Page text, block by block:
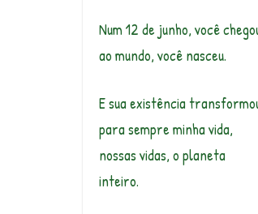
Num 12 de junho, você
ao mundo, você nasceu.
E sua existência
para sempre minha vida,
nossas vidas, o planeta
inteiro.